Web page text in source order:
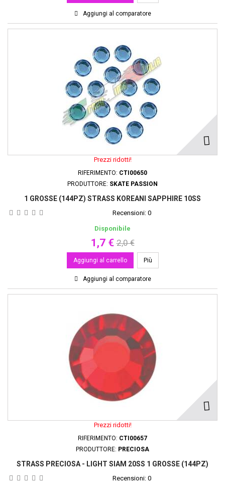
Aggiungi al comparatore
Prezzi ridotti!
RIFERIMENTO: CTI00650
PRODUTTORE: SKATE PASSION
1 GROSSE (144PZ) STRASS KOREANI SAPPHIRE 10SS
Recensioni: 0
Disponibile
1,7 € 2,0 €
Aggiungi al carrello Più
Aggiungi al comparatore
Prezzi ridotti!
RIFERIMENTO: CTI00657
PRODUTTORE: PRECIOSA
STRASS PRECIOSA - LIGHT SIAM 20SS 1 GROSSE (144PZ)
Recensioni: 0